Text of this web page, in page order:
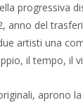
progressiva
anno del
artisti una
il tempo, il
aprono